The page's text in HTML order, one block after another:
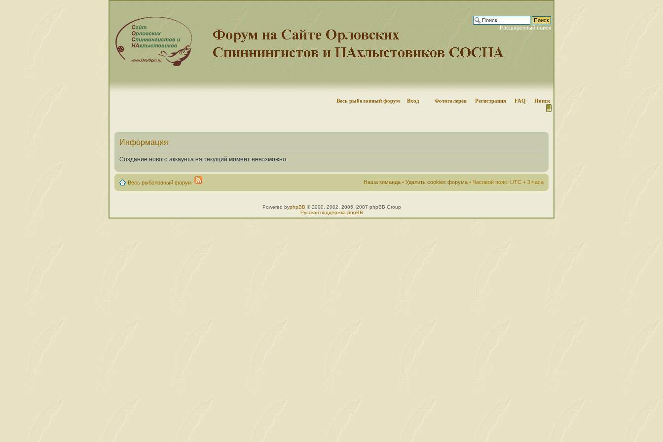
Расширенный поиск
Весь рыболовный форум Вход Фотогалерея Регистрация FAQ Поиск
Информация
Создание нового аккаунта на текущий момент невозможно.
Весь рыболовный форум Наша команда • Удалить cookies форума • Часовой пояс: UTC + 3 часа
Powered byphpBB © 2000, 2002, 2005, 2007 phpBB Group
Русская поддержка phpBB